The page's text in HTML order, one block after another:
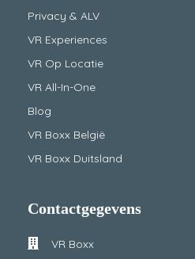
Privacy & ALV
VR Experiences
VR Op Locatie
VR All-In-One
Blog
VR Boxx België
VR Boxx Duitsland
Contactgegevens
VR Boxx